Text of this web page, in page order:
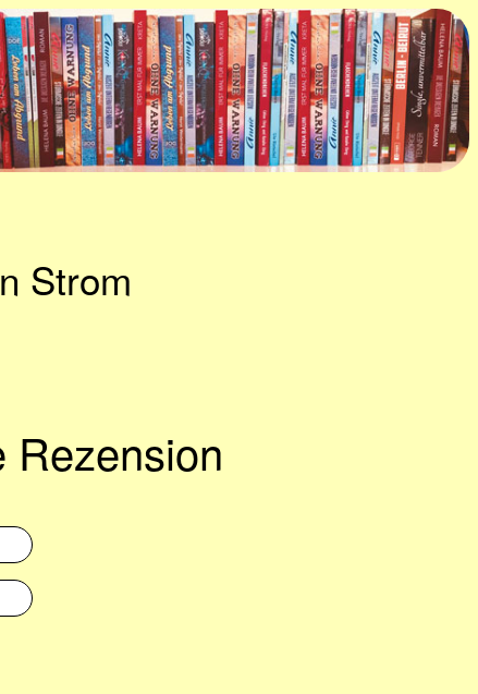
Strom
Rezension